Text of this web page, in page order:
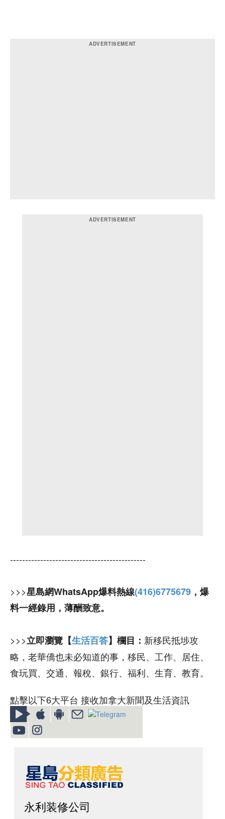
---------------------------------------------
>>>星島網WhatsApp爆料熱線(416)6775679 ，爆
料一經錄用，薄酬致意。
>>>立即瀏覽【生活百答】欄目： 新移民抵埗攻
略，老華僑也未必知道的事，移民、工作、居住、
食玩買、交通、報稅、銀行、福利、生育、教育。
點擊以下6大平台 接收加拿大新聞及生活資訊